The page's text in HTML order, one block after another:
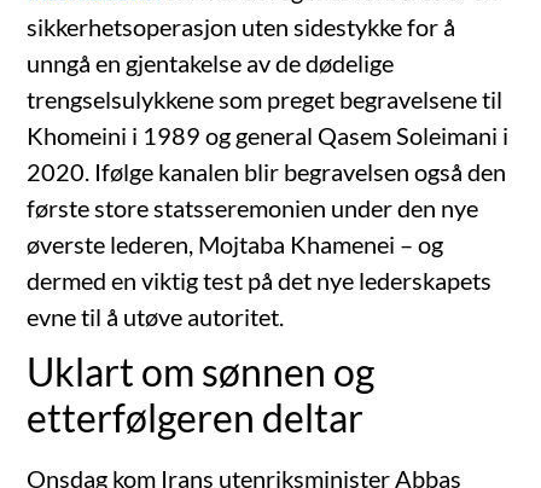
sikkerhetsoperasjon uten sidestykke for å
unngå en gjentakelse av de dødelige
trengselsulykkene som preget begravelsene til
Khomeini i 1989 og general Qasem Soleimani i
2020. Ifølge kanalen blir begravelsen også den
første store statsseremonien under den nye
øverste lederen, Mojtaba Khamenei – og
dermed en viktig test på det nye lederskapets
evne til å utøve autoritet.
Uklart om sønnen og
etterfølgeren deltar
Onsdag kom Irans utenriksminister Abbas